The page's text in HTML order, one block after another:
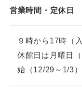
営業時間・定休日
９時から17時（
休館日は月曜日
始（12/29～1/3）